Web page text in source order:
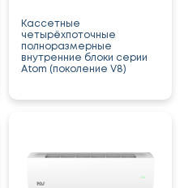
Кассетные
четырёхпоточные
полноразмерные
внутренние блоки серии
Atom (поколение V8)